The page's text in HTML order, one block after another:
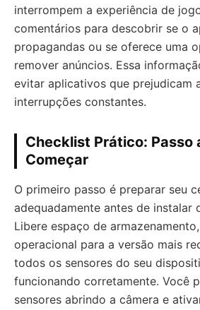
interrompem a experiência de
comentários para descobrir se o
propagandas ou se oferece uma
remover anúncios. Essa
evitar aplicativos que prejudicam
interrupções constantes.
Checklist Prático: Passo
Começar
O primeiro passo é preparar seu
adequadamente antes de instalar
Libere espaço de
operacional para a versão mais
todos os sensores do seu
funcionando corretamente. Você
sensores abrindo a câmera e